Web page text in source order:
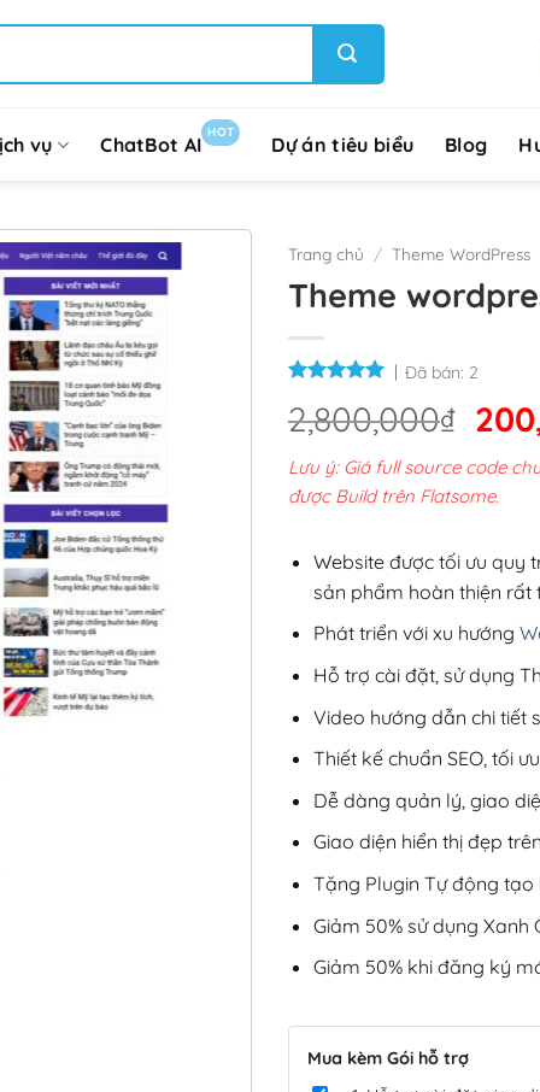
vụ ChatBot AI
HOT
Dự án tiêu biểu Blog
Trang chủ / Theme WordPress
Theme
Đã bán: 2
2,800,000₫ Giá
gốc
là:
Lưu ý: Giá full source code
được Build trên Flatsome.
Website được tối ưu quy
sản phẩm hoàn thiện rất
Phát triển với xu hướng
Hỗ trợ cài đặt, sử dụng
Video hướng dẫn chi tiết
Thiết kế chuẩn SEO, tối
Dễ dàng quản lý, giao
Giao diện hiển thị đẹp
Tặng Plugin Tự động tạo
Giảm 50% sử dụng Xanh
Giảm 50% khi đăng ký
Mua kèm Gói hỗ trợ